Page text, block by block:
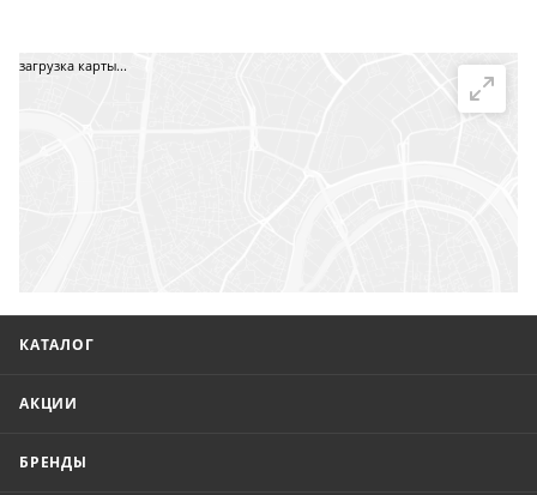
загрузка карты...
КАТАЛОГ
АКЦИИ
БРЕНДЫ